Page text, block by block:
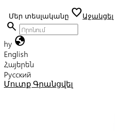
Մեր տեսլականը favoriteԱջակցել
search
hy globe
English
Հայերեն
Русский
Մուտք Գրանցվել